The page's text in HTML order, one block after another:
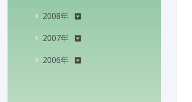
2008年
2007年
2006年